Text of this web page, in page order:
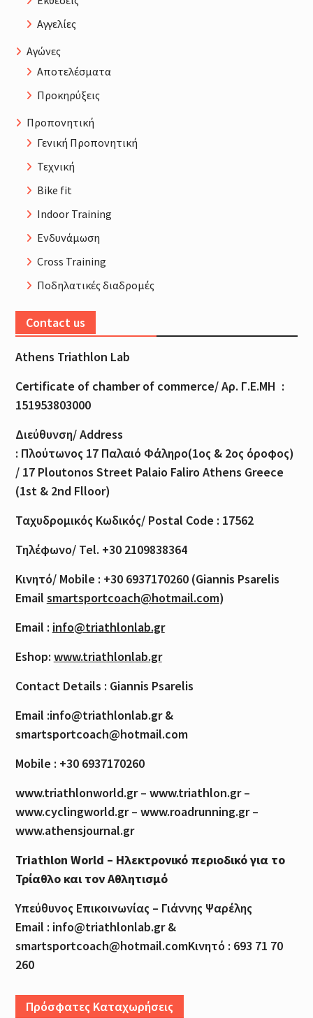
Αγγελίες
Αγώνες
Αποτελέσματα
Προκηρύξεις
Προπονητική
Γενική Προπονητική
Τεχνική
Bike fit
Indoor Training
Ενδυνάμωση
Cross Training
Ποδηλατικές διαδρομές
Contact us
Athens Triathlon Lab
Certificate of chamberof commerce/Αρ. Γ.Ε.ΜΗ :
151953803000
Διεύθυνση/ Address
: Πλούτωνος 17 Παλαιό Φάληρο(1ος & 2ος όροφος)
/ 17 Ploutonos Street Palaio Faliro Athens Greece
(1st & 2nd Flloor)
Ταχυδρομικός Κωδικός/ Postal Code : 17562
Τηλέφωνο/ Tel. +30 2109838364
Κινητό/ Mobile : +30 6937170260 (Giannis Psarelis
Email smartsportcoach@hotmail.com)
Email : info@triathlonlab.gr
Eshop: www.triathlonlab.gr
Contact Details : Giannis Psarelis
Email :info@triathlonlab.gr &
smartsportcoach@hotmail.com
Mobile : +30 6937170260
www.triathlonworld.gr – www.triathlon.gr –
www.cyclingworld.gr – www.roadrunning.gr –
www.athensjournal.gr
Triathlon World – Ηλεκτρονικό περιοδικό για το
Τρίαθλο και τον Αθλητισμό
Υπεύθυνος Επικοινωνίας – Γιάννης Ψαρέλης
Email : info@triathlonlab.gr &
smartsportcoach@hotmail.comΚινητό : 693 71 70
260
Πρόσφατες Καταχωρήσεις